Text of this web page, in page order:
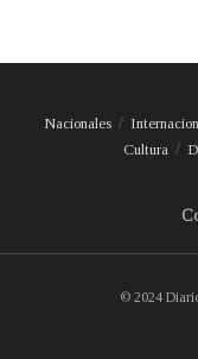
Nacionales
Cultura
© 2024